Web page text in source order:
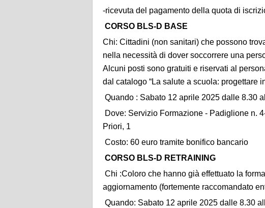
-ricevuta del pagamento della quota di
CORSO BLS-D BASE
Chi: Cittadini (non sanitari) che possono
nella necessità di dover soccorrere una
Alcuni posti sono gratuiti e riservati al
dal catalogo “La salute a scuola: progettare
Quando : Sabato 12 aprile 2025 dalle 8.30
Dove: Servizio Formazione - Padiglione n.
Priori, 1
Costo: 60 euro tramite bonifico bancario
CORSO BLS-D RETRAINING
Chi :Coloro che hanno già effettuato la
aggiornamento (fortemente raccomandato
Quando: Sabato 12 aprile 2025 dalle 8.30